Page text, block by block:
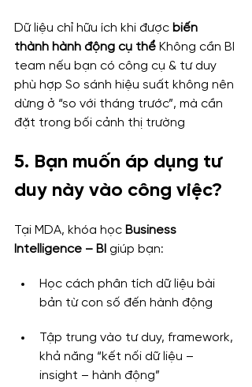
Dữ liệu chỉ hữu ích khi được biến
thành hành động cụ thể Không cần BI
team nếu bạn có công cụ & tư duy
phù hợp So sánh hiệu suất không nên
dừng ở “so với tháng trước”, mà cần
đặt trong bối cảnh thị trường
5. Bạn muốn áp dụng tư
duy này vào công việc?
Tại MDA, khóa học Business
Intelligence – BI giúp bạn:
Học cách phân tích dữ liệu bài
bản từ con số đến hành động
Tập trung vào tư duy, framework,
khả năng “kết nối dữ liệu –
insight – hành động”